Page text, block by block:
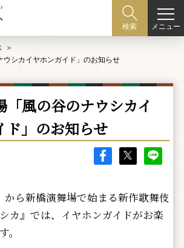
検索 メニュー
ウシカイヤホンガイド」のお知らせ
「風の谷のナウシカイ
ド」のお知らせ
ら新橋演舞場で始まる新作歌舞伎
カ』では、イヤホンガイドがお楽
。